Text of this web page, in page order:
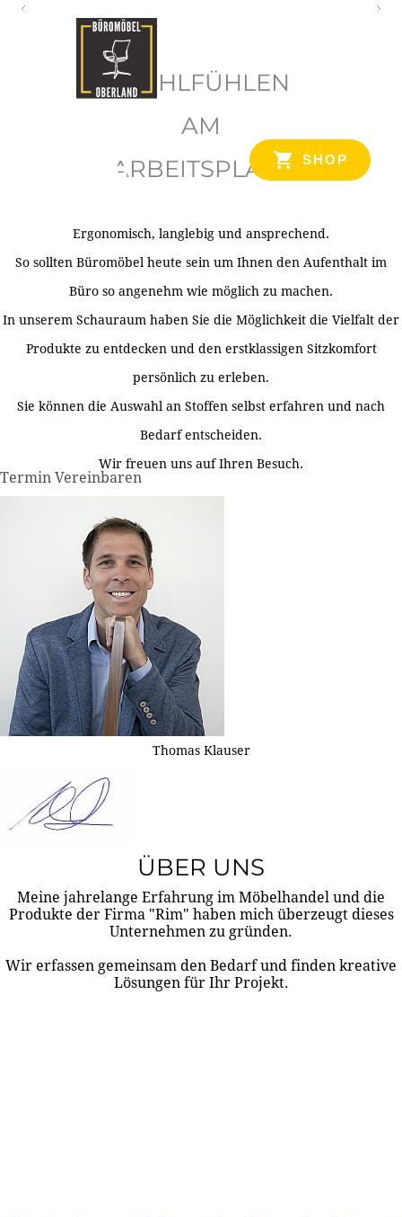
SHOP
WOHLFÜHLEN
AM
ARBEITSPLATZ
Ergonomisch, langlebig und ansprechend.
So sollten Büromöbel heute sein um Ihnen den Aufenthalt im
Büro so angenehm wie möglich zu machen.
In unserem Schauraum haben Sie die Möglichkeit die Vielfalt der
Produkte zu entdecken und den erstklassigen Sitzkomfort
persönlich zu erleben.
Sie können die Auswahl an Stoffen selbst erfahren und nach
Bedarf entscheiden.
Wir freuen uns auf Ihren Besuch.
Termin Vereinbaren
Thomas Klauser
ÜBER UNS
Meine jahrelange Erfahrung im Möbelhandel und die
Produkte der Firma "Rim" haben mich überzeugt dieses
Unternehmen zu gründen.
Wir erfassen gemeinsam den Bedarf und finden kreative
Lösungen für Ihr Projekt.